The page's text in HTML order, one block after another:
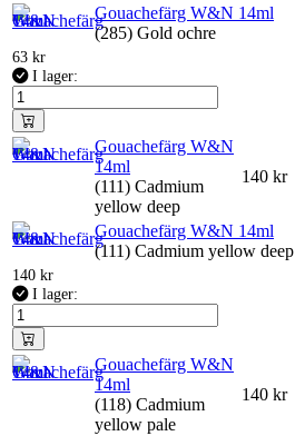
Gouachefärg W&N 14ml
(285) Gold ochre
63 kr
I lager:
Gouachefärg W&N
14ml
(111) Cadmium
yellow deep
140 kr
Gouachefärg W&N 14ml
(111) Cadmium yellow deep
140 kr
I lager:
Gouachefärg W&N
14ml
(118) Cadmium
yellow pale
140 kr